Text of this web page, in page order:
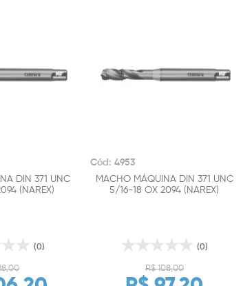
DIN 371 UNC
(NAREX)
(0)
Cód: 4953
MACHO MÁQUINA DIN 371 UNC
5/16-18 OX 2094 (NAREX)
(0)
R$ 108,00